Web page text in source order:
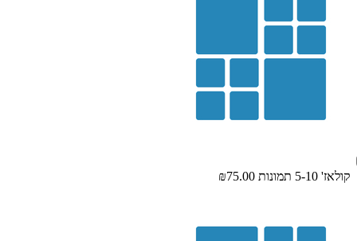
קולאז' 5-10 תמונות ₪75.00